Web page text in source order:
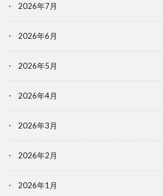
2026年7月
2026年6月
2026年5月
2026年4月
2026年3月
2026年2月
2026年1月